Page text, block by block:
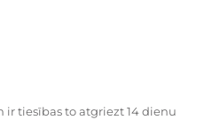
tiesības to atgriezt 14 dienu